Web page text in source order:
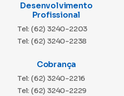
Desenvolvimento
Profissional
Tel: (62) 3240-2203
Tel: (62) 3240-2238
Cobrança
Tel: (62) 3240-2216
Tel: (62) 3240-2229